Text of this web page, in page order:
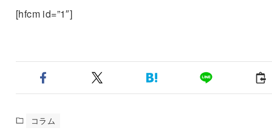
[hfcm id=”1″]
コラム